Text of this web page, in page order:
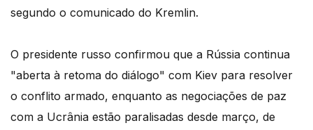
segundo o comunicado do Kremlin.
O presidente russo confirmou que a Rússia continua
"aberta à retoma do diálogo" com Kiev para resolver
o conflito armado, enquanto as negociações de paz
com a Ucrânia estão paralisadas desde março, de